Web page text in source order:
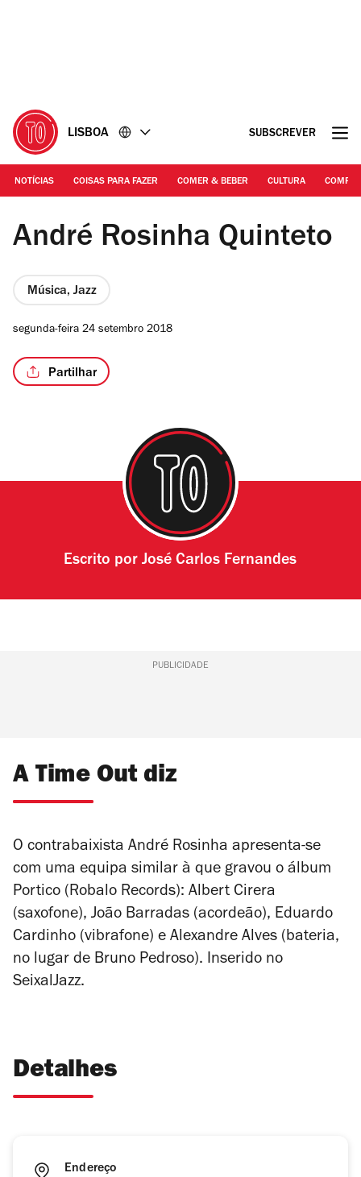
LISBOA SUBSCREVER
NOTÍCIAS COISAS PARA FAZER COMER & BEBER CULTURA
©DR
André Rosinha Quinteto
Música, Jazz
segunda-feira 24 setembro 2018
Partilhar
Escrito porJosé Carlos Fernandes
PUBLICIDADE
A Time Out diz
O contrabaixista André Rosinha apresenta-se
com uma equipa similar à que gravou o álbum
Portico (Robalo Records): Albert Cirera
(saxofone), João Barradas (acordeão), Eduardo
Cardinho (vibrafone) e Alexandre Alves (bateria,
no lugar de Bruno Pedroso). Inserido no
SeixalJazz.
Detalhes
Endereço